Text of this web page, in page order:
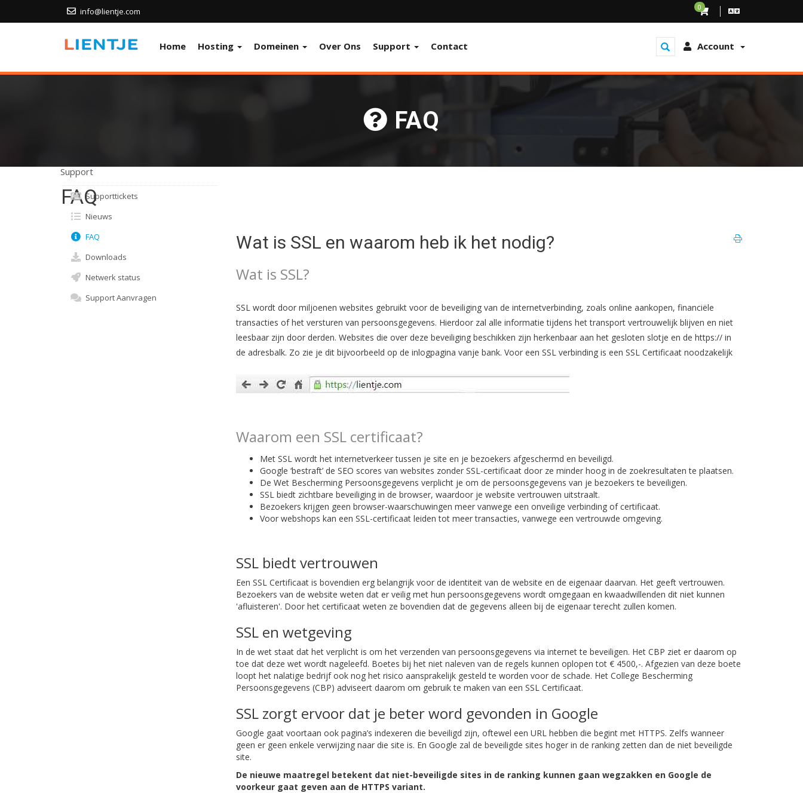
info@lientje.com 0
Account
Home Hosting Domeinen Over Ons Support Contact
FAQ
FAQ
Wat is SSL en waarom heb ik het nodig?
Wat is SSL?
SSL wordt door miljoenen websites gebruikt voor de beveiliging van de internetverbinding, zoals online aankopen, financiële
transacties of het versturen van persoonsgegevens. Hierdoor zal alle informatie tijdens het transport vertrouwelijk blijven en niet
leesbaar zijn door derden. Websites die over deze beveiliging beschikken zijn herkenbaar aan het gesloten slotje en de https:// in
de adresbalk. Zo zie je dit bijvoorbeeld op de inlogpagina vanje bank. Voor een SSL verbinding is een SSL Certificaat noodzakelijk
Waarom een SSL certificaat?
Met SSL wordt het internetverkeer tussen je site en je bezoekers afgeschermd en beveiligd.
Google ‘bestraft’ de SEO scores van websites zonder SSL-certificaat door ze minder hoog in de zoekresultaten te plaatsen.
De Wet Bescherming Persoonsgegevens verplicht je om de persoonsgegevens van je bezoekers te beveiligen.
SSL biedt zichtbare beveiliging in de browser, waardoor je website vertrouwen uitstraalt.
Bezoekers krijgen geen browser-waarschuwingen meer vanwege een onveilige verbinding of certificaat.
Voor webshops kan een SSL-certificaat leiden tot meer transacties, vanwege een vertrouwde omgeving.
SSL biedt vertrouwen
Een SSL Certificaat is bovendien erg belangrijk voor de identiteit van de website en de eigenaar daarvan. Het geeft vertrouwen.
Bezoekers van de website weten dat er veilig met hun persoonsgegevens wordt omgegaan en kwaadwillenden dit niet kunnen
'afluisteren'. Door het certificaat weten ze bovendien dat de gegevens alleen bij de eigenaar terecht zullen komen.
SSL en wetgeving
In de wet staat dat het verplicht is om het verzenden van persoonsgegevens via internet te beveiligen. Het CBP ziet er daarom op
toe dat deze wet wordt nageleefd. Boetes bij het niet naleven van de regels kunnen oplopen tot € 4500,-. Afgezien van deze boete
loopt het nalatige bedrijf ook nog het risico aansprakelijk gesteld te worden voor de schade. Het College Bescherming
Persoonsgegevens (CBP) adviseert daarom om gebruik te maken van een SSL Certificaat.
SSL zorgt ervoor dat je beter word gevonden in Google
Google gaat voortaan ook pagina’s indexeren die beveiligd zijn, oftewel een URL hebben die begint met HTTPS. Zelfs wanneer
geen er geen enkele verwijzing naar die site is. En Google zal de beveiligde sites hoger in de ranking zetten dan de niet beveiligde
site.
De nieuwe maatregel betekent dat niet-beveiligde sites in de ranking kunnen gaan wegzakken en Google de
voorkeur gaat geven aan de HTTPS variant.
Support
Supporttickets
Nieuws
FAQ
Downloads
Netwerk status
Support Aanvragen